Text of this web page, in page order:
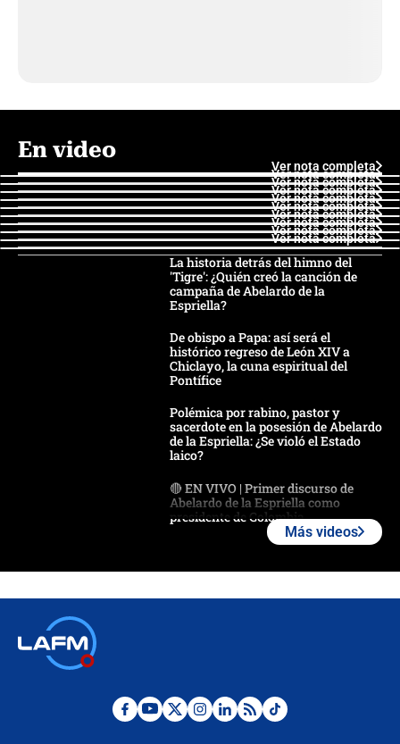
En video
Ver nota completa
Ver nota completa
Ver nota completa
Ver nota completa
Ver nota completa
Ver nota completa
Ver nota completa
Ver nota completa
Ver nota completa
Ver nota completa
La historia detrás del himno del
'Tigre': ¿Quién creó la canción de
campaña de Abelardo de la
Espriella?
De obispo a Papa: así será el
histórico regreso de León XIV a
Chiclayo, la cuna espiritual del
Pontífice
Polémica por rabino, pastor y
sacerdote en la posesión de Abelardo
de la Espriella: ¿Se violó el Estado
laico?
🔴 EN VIVO | Primer discurso de
Abelardo de la Espriella como
presidente de Colombia
Espriella en Cali inicia la
Desde dermatitis hasta infecciones:
Más videos